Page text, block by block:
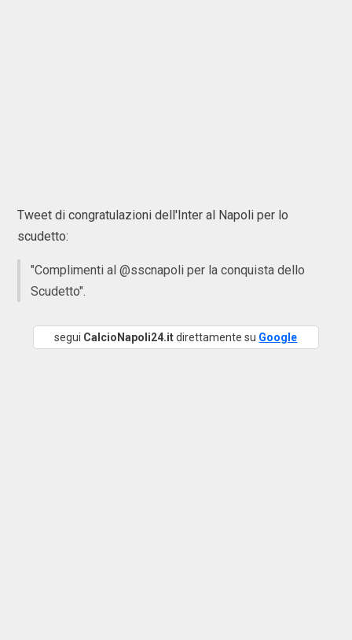
Tweet di congratulazioni dell'Inter al Napoli per lo
scudetto:
"Complimenti al @sscnapoli per la conquista dello
Scudetto".
segui CalcioNapoli24.itdirettamente su Google